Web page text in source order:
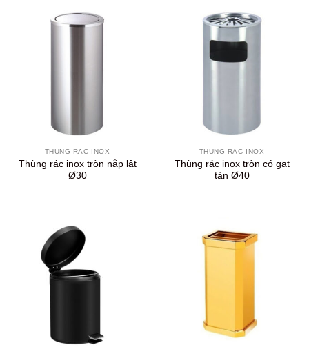
THÙNG RÁC INOX
Thùng rác inox tròn nắp lật
Ø30
THÙNG RÁC INOX
Thùng rác inox tròn có gạt
tàn Ø40